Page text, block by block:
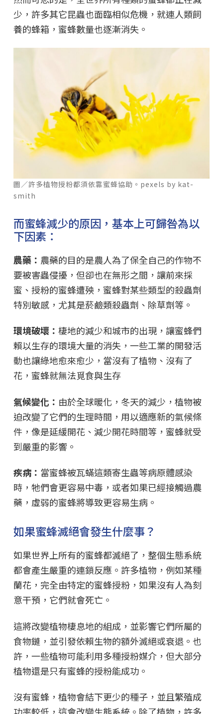
少，許多其它昆蟲也面臨相似危機，就連人類飼
養的蜂箱，蜜蜂數量也逐漸消失。
圖／許多植物授粉都須依靠蜜蜂協助。pexels by kat-
smith
而蜜蜂減少的原因，基本上可歸咎為以
下因素：
農藥： 農藥的目的是農人為了保全自己的作物不
要被害蟲侵擾，但卻也在無形之間，讓前來採
蜜、授粉的蜜蜂遭殃，蜜蜂對某些類型的殺蟲劑
特別敏感，尤其是菸鹼類殺蟲劑、除草劑等。
環境破壞： 棲地的減少和城市的出現，讓蜜蜂們
賴以生存的環境大量的消失，一些工業的開發活
動也讓綠地愈來愈少，當沒有了植物、沒有了
花，蜜蜂就無法覓食與生存
氣候變化： 由於全球暖化，冬天的減少，植物被
迫改變了它們的生理時間，用以適應新的氣候條
件，像是延緩開花、減少開花時間等，蜜蜂就受
到嚴重的影響。
疾病： 當蜜蜂被瓦蟎這類寄生蟲等病原體感染
時，牠們會更容易中毒，或者如果已經接觸過農
藥，虛弱的蜜蜂將導致更容易生病。
如果蜜蜂滅絕會發生什麼事？
如果世界上所有的蜜蜂都滅絕了，整個生態系統
都會產生嚴重的連鎖反應。許多植物，例如某種
蘭花，完全由特定的蜜蜂授粉，如果沒有人為刻
意干預，它們就會死亡。
這將改變植物棲息地的組成，並影響它們所屬的
食物鏈，並引發依賴生物的額外滅絕或衰退。也
許，一些植物可能利用多種授粉媒介，但大部分
植物還是只有蜜蜂的授粉能成功。
沒有蜜蜂，植物會結下更少的種子，並且繁殖成